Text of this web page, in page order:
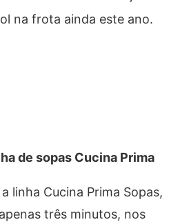
na frota ainda este ano.
de sopas Cucina Prima
linha Cucina Prima Sopas,
três minutos, nos